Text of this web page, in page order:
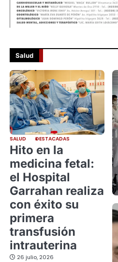
Salud
SALUD DESTACADAS
Hito en la
medicina fetal:
el Hospital
Garrahan realiza
con éxito su
primera
transfusión
intrauterina
26 julio, 2026